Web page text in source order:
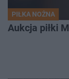
PIŁKA NOŻNA
Aukcja piłki